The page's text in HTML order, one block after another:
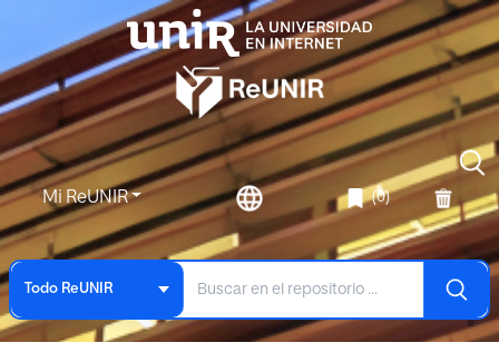
Mi ReUNIR (0)
Todo ReUNIR